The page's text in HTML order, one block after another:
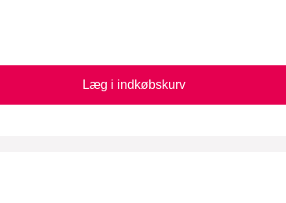
Læg i indkøbskurv